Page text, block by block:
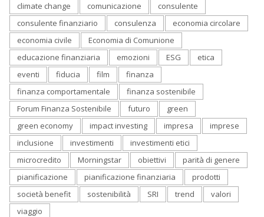
climate change
comunicazione
consulente
consulente finanziario
consulenza
economia circolare
economia civile
Economia di Comunione
educazione finanziaria
emozioni ESG
etica
eventi
fiducia film
finanza
finanza comportamentale
finanza sostenibile
Forum Finanza Sostenibile
futuro
green
green economy
impact investing impresa
imprese
inclusione
investimenti
investimenti etici
microcredito
Morningstar obiettivi
parità di genere
pianificazione
pianificazione finanziaria
prodotti
società benefit
sostenibilità SRI trend
valori
viaggio